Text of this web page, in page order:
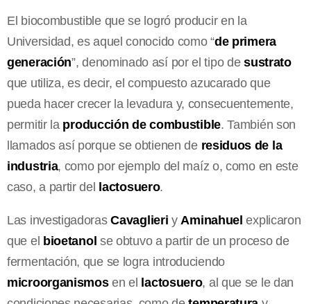
El biocombustible que se logró producir en la
Universidad, es aquel conocido como “de primera
generación”, denominado así por el tipo desustrato
que utiliza, es decir, el compuesto azucarado que
pueda hacer crecer la levadura y, consecuentemente,
permitir la producción de combustible. También son
llamados así porque se obtienen de residuos de la
industria, como por ejemplo del maíz o, como en este
caso, a partir del lactosuero.
Las investigadorasCavaglieri y Aminahuel explicaron
que el bioetanol se obtuvo a partir de un proceso de
fermentación, que se logra introduciendo
microorganismosen el lactosuero, al que se le dan